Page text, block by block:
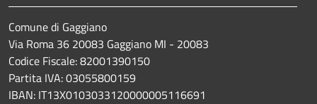
Comune di Gaggiano
Via Roma 36 20083 Gaggiano MI - 20083
Codice Fiscale: 82001390150
Partita IVA: 03055800159
IBAN: IT13X0103033120000005116691